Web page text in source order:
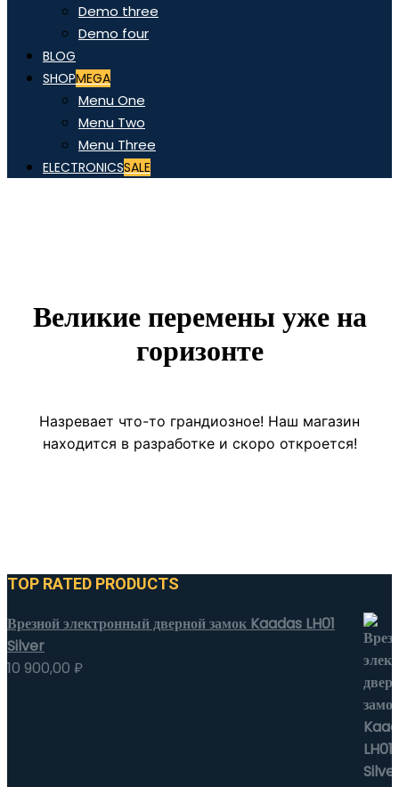
Demo three
Demo four
BLOG
SHOPMEGA
Menu One
Menu Two
Menu Three
ELECTRONICSSALE
Великие перемены уже на
горизонте
Назревает что-то грандиозное! Наш магазин
находится в разработке и скоро откроется!
TOP RATED PRODUCTS
Врезной электронный дверной замок Kaadas LH01
Silver
10 900,00 ₽